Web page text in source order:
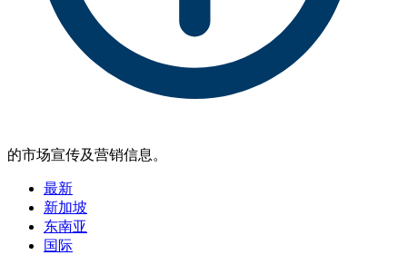
的市场宣传及营销信息。
最新
新加坡
东南亚
国际